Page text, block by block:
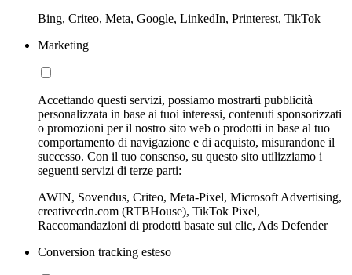
Bing, Criteo, Meta, Google, LinkedIn, Printerest, TikTok
Marketing
Accettando questi servizi, possiamo mostrarti pubblicità
personalizzata in base ai tuoi interessi, contenuti sponsorizzati
o promozioni per il nostro sito web o prodotti in base al tuo
comportamento di navigazione e di acquisto, misurandone il
successo. Con il tuo consenso, su questo sito utilizziamo i
seguenti servizi di terze parti:
AWIN, Sovendus, Criteo, Meta-Pixel, Microsoft Advertising,
creativecdn.com (RTBHouse), TikTok Pixel,
Raccomandazioni di prodotti basate sui clic, Ads Defender
Conversion tracking esteso